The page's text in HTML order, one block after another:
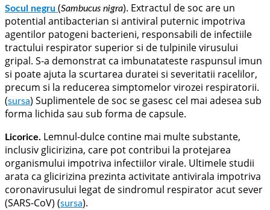
Socul negru (Sambucus nigra). Extractul de soc are un
potential antibacterian si antiviral puternic impotriva
agentilor patogeni bacterieni, responsabili de infectiile
tractului respirator superior si de tulpinile virusului
gripal. S-a demonstrat ca imbunatateste raspunsul imun
si poate ajuta la scurtarea duratei si severitatii racelilor,
precum si la reducerea simptomelor virozei respiratorii.
(sursa) Suplimentele de soc se gasesc cel mai adesea sub
forma lichida sau sub forma de capsule.
Licorice. Lemnul-dulce contine mai multe substante,
inclusiv glicirizina, care pot contribui la protejarea
organismului impotriva infectiilor virale. Ultimele studii
arata ca glicirizina prezinta activitate antivirala impotriva
coronavirusului legat de sindromul respirator acut sever
(SARS-CoV) (sursa).